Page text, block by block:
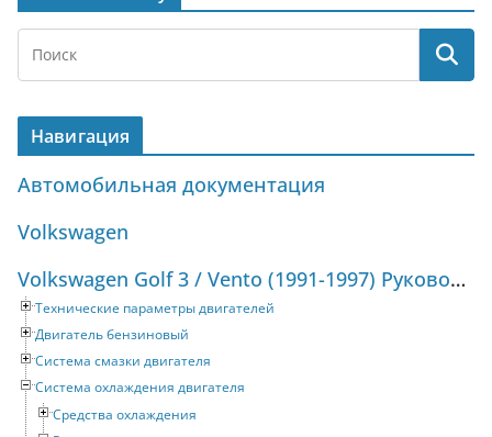
Навигация
Автомобильная документация
Volkswagen
Volkswagen Golf 3 / Vento (1991-1997) Руководство по ремонту и техническому обслуживанию
Технические параметры двигателей
Двигатель бензиновый
Система смазки двигателя
Система охлаждения двигателя
Средства охлаждения